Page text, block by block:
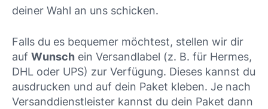
deiner Wahl an uns schicken.
Falls du es bequemer möchtest, stellen wir dir
auf Wunsch ein Versandlabel (z. B. für Hermes,
DHL oder UPS) zur Verfügung. Dieses kannst du
ausdrucken und auf dein Paket kleben. Je nach
Versanddienstleister kannst du dein Paket dann